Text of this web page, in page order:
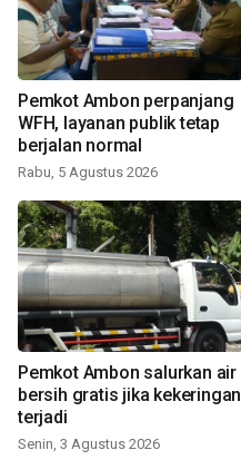
Pemkot Ambon perpanjang
WFH, layanan publik tetap
berjalan normal
Rabu, 5 Agustus 2026
Pemkot Ambon salurkan air
bersih gratis jika kekeringan
terjadi
Senin, 3 Agustus 2026